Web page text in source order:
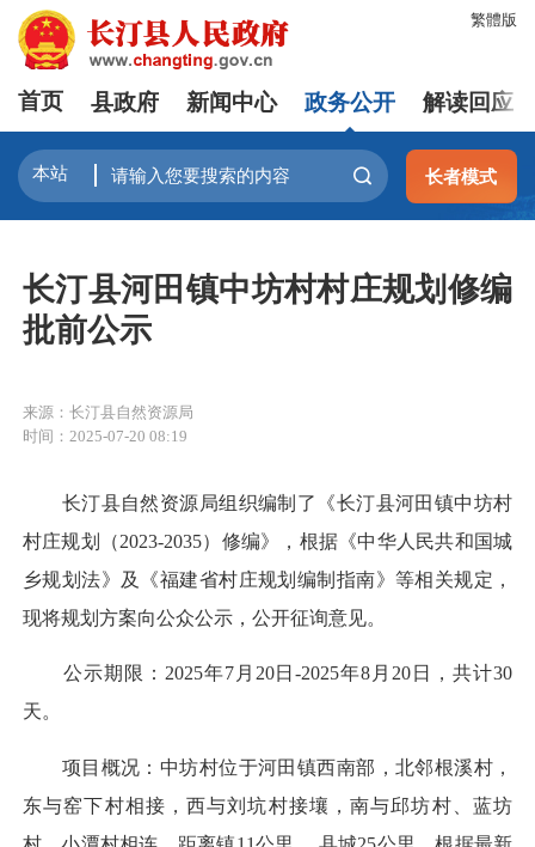
繁體版
首页 县政府 新闻中心 政务公开 解读回应
长者模式
长汀县河田镇中坊村村庄规划修编
批前公示
来源：长汀县自然资源局
时间：2025-07-20 08:19
长汀县自然资源局组织编制了《长汀县河田镇中坊村
村庄规划（2023-2035）修编》，根据《中华人民共和国城
乡规划法》及《福建省村庄规划编制指南》等相关规定，
现将规划方案向公众公示，公开征询意见。
公示期限：2025年7月20日-2025年8月20日，共计30
天。
项目概况：中坊村位于河田镇西南部，北邻根溪村，
东与窑下村相接，西与刘坑村接壤，南与邱坊村、蓝坊